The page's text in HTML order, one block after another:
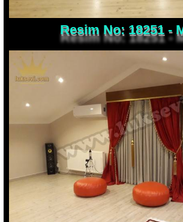
Resim No: 18251 -